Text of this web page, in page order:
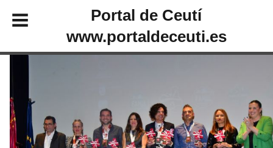
Portal de Ceutí
www.portaldeceuti.es